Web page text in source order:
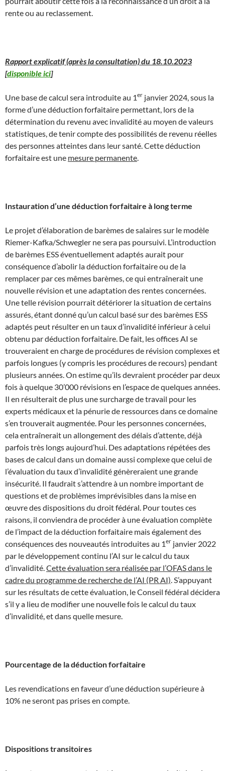
rente ou au reclassement.
Rapport explicatif (après la consultation) du 18.10.2023
[disponible ici]
Une base de calcul sera introduite au 1er janvier 2024, sous la
forme d’une déduction forfaitaire permettant, lors de la
détermination du revenu avec invalidité au moyen de valeurs
statistiques, de tenir compte des possibilités de revenu réelles
des personnes atteintes dans leur santé. Cette déduction
forfaitaire est une mesure permanente
Instauration d’une déduction forfaitaire à long terme
Le projet d’élaboration de barèmes de salaires sur le modèle
Riemer-Kafka/Schwegler ne sera pas poursuivi. L’introduction
de barèmes ESS éventuellement adaptés aurait pour
conséquence d’abolir la déduction forfaitaire ou de la
remplacer par ces mêmes barèmes, ce qui entraînerait une
nouvelle révision et une adaptation des rentes concernées.
Une telle révision pourrait détériorer la situation de certains
assurés, étant donné qu’un calcul basé sur des barèmes ESS
adaptés peut résulter en un taux d’invalidité inférieur à celui
obtenu par déduction forfaitaire. De fait, les offices AI se
trouveraient en charge de procédures de révision complexes et
parfois longues (y compris les procédures de recours) pendant
plusieurs années. On estime qu’ils devraient procéder par deux
fois à quelque 30’000 révisions en l’espace de quelques années.
Il en résulterait de plus une surcharge de travail pour les
experts médicaux et la pénurie de ressources dans ce domaine
s’en trouverait augmentée. Pour les personnes concernées,
cela entraînerait un allongement des délais d’attente, déjà
parfois très longs aujourd’hui. Des adaptations répétées des
bases de calcul dans un domaine aussi complexe que celui de
l’évaluation du taux d’invalidité génèreraient une grande
insécurité. Il faudrait s’attendre à un nombre important de
questions et de problèmes imprévisibles dans la mise en
œuvre des dispositions du droit fédéral. Pour toutes ces
raisons, il conviendra de procéder à une évaluation complète
de l’impact de la déduction forfaitaire mais également des
conséquences des nouveautés introduites au 1er janvier 2022
par le développement continu l’AI sur le calcul du taux
d’invalidité. Cette évaluation sera réalisée par l’OFAS dans le
cadre du programme de recherche de l’AI (PR AI) . S’appuyant
sur les résultats de cette évaluation, le Conseil fédéral décidera
s’il y a lieu de modifier une nouvelle fois le calcul du taux
d’invalidité, et dans quelle mesure.
Pourcentage de la déduction forfaitaire
Les revendications en faveur d’une déduction supérieure à
10% ne seront pas prises en compte.
Dispositions transitoires